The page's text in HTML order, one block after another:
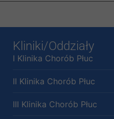
Kliniki/Oddziały
I Klinika Chorób Płuc
II Klinika Chorób Płuc
III Klinika Chorób Płuc